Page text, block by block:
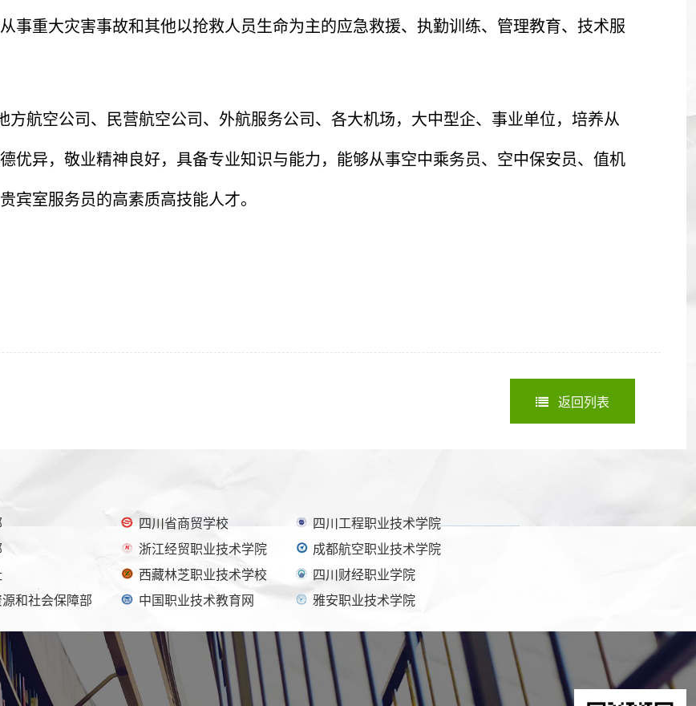
事重大灾害事故和其他以抢救人员生命为主的应急救援、执勤训练、管理教育、技术服
方航空公司、民营航空公司、外航服务公司、各大机场，大中型企、事业单位，培养从
优异，敬业精神良好，具备专业知识与能力，能够从事空中乘务员、空中保安员、值机
宾室服务员的高素质高技能人才。
返回列表
和社会保障部
四川省商贸学校
浙江经贸职业技术学院
西藏林芝职业技术学校
中国职业技术教育网
四川工程职业技术学院
成都航空职业技术学院
四川财经职业学院
雅安职业技术学院